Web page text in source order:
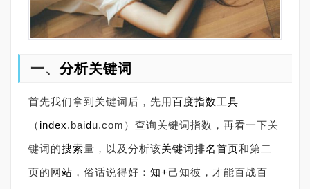
一、 分析关键词
首先我们拿到关键词后，先用百度指数工具
（ index.baidu.com）查询关键词指数，再看一下关
键词的搜索量，以及分析该关键词排名首页和第二
页的网站 ，俗话说得好： 知+己知彼，才能百战百